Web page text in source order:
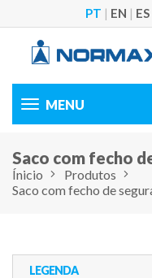
PT | EN | ES
Toggle
Saco com fecho
Ínicio
Produtos
Saco com fecho de
LEGENDA